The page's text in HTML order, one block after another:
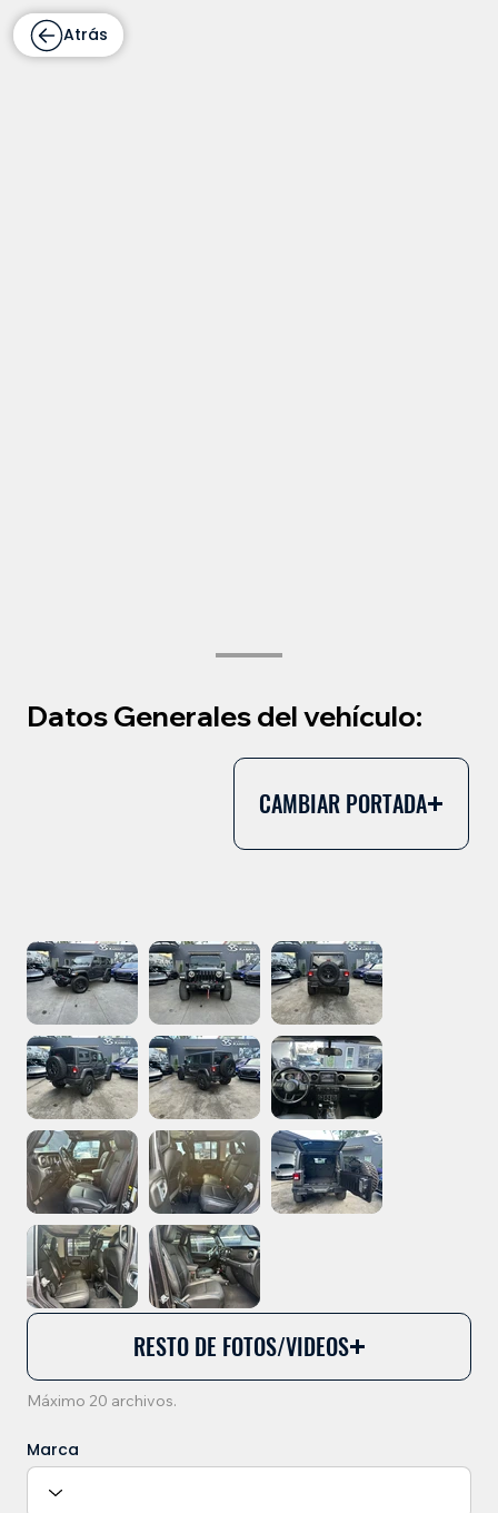
CAMBIAR PORTADA
RESTO DE FOTOS/VIDEOS
Máximo 20 archivos.
Datos Generales del vehículo:
Marca
Atrás